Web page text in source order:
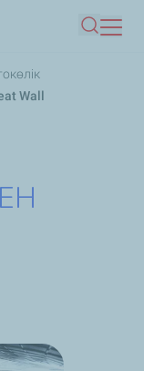
Іздеу
Wall